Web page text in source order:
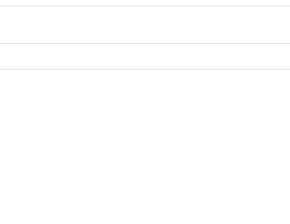
de vous contacter et sont enregistrées dans un fichier informatisé. Elles
aux seuls destinataires suivants: . Vous disposez de droits d’accès, de